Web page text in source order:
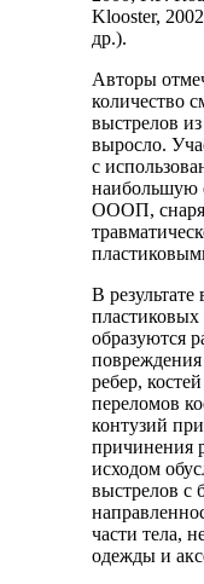
Klooster,
др.).
Авторы
количество
выстрелов
выросло.
с
наибольшую
ОООП,
В
пластиковых
образуются
ребер,
переломов
контузий
причинения
исходом
выстрелов с
части тела,
одежды и